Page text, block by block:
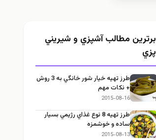
برترین مطالب آشپزي و شيريني
پزي
طرز تهيه خیار شور خانگي به 3 روش
+ نكات مهم
2015-08-16
طرز تهيه 8 نوع غذاي رژيمي بسيار
ساده و خوشمزه
2015-08-13